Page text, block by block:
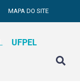
MAPA DO SITE
UFPEL